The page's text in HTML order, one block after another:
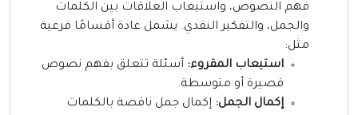
فهم النصوص، واستيعاب العلاقات بين الكلمات
والجمل، والتفكير النقدي. يشمل عادة أقسامًا فرعية
استيعاب المقروء:أسئلة تتعلق بفهم نصوص
قصيرة أو متوسطة.
إكمال الجمل:إكمال جمل ناقصة بالكلمات